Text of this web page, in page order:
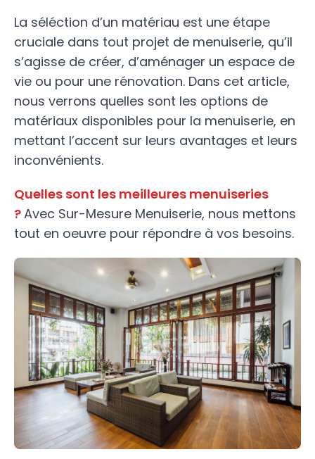
La séléction d’un matériau est une étape
cruciale dans tout projet de menuiserie, qu’il
s’agisse de créer, d’aménager un espace de
vie ou pour une rénovation. Dans cet article,
nous verrons quelles sont les options de
matériaux disponibles pour la menuiserie, en
mettant l’accent sur leurs avantages et leurs
inconvénients.
Quelles sont les meilleures menuiseries
?Avec Sur-Mesure Menuiserie, nous mettons
tout en oeuvre pour répondre à vos besoins.